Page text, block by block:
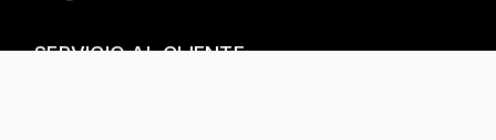
SERVICIO AL CLIENTE